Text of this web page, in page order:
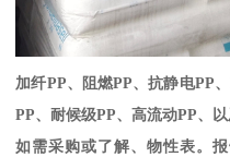
加纤PP、阻燃PP、抗静电PP、
PP、耐候级PP、高流动PP、
如需采购或了解、物性表。报